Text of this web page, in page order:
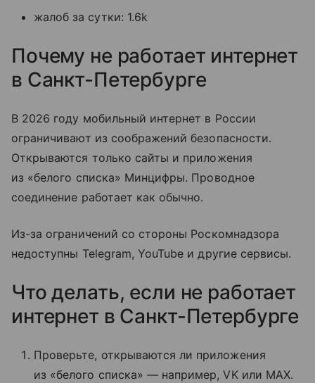
жалоб за сутки: 1.6k
Почему не работает интернет
в Санкт-Петербурге
В 2026 году мобильный интернет в России
ограничивают из соображений безопасности.
Открываются только сайты и приложения
из «белого списка» Минцифры. Проводное
соединение работает как обычно.
Из-за ограничений со стороны Роскомнадзора
недоступны Telegram, YouTube и другие сервисы.
Что делать, если не работает
интернет в Санкт-Петербурге
Проверьте, открываются ли приложения
из «белого списка» — например, VK или MAX.